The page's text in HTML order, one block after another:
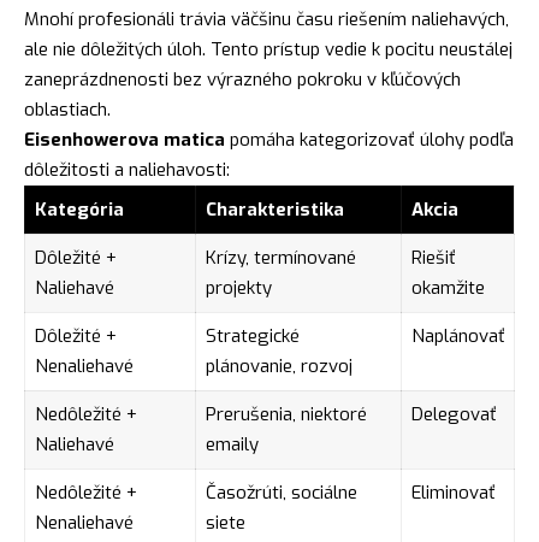
Mnohí profesionáli trávia väčšinu času riešením naliehavých,
ale nie dôležitých úloh. Tento prístup vedie k pocitu neustálej
zaneprázdnenosti bez výrazného pokroku v kľúčových
oblastiach.
Eisenhowerova matica pomáha kategorizovať úlohy podľa
dôležitosti a naliehavosti:
Kategória
Charakteristika
Akcia
Dôležité +
Naliehavé
Krízy, termínované
projekty
Riešiť
okamžite
Dôležité +
Nenaliehavé
Strategické
plánovanie, rozvoj
Naplánovať
Nedôležité +
Naliehavé
Prerušenia, niektoré
emaily
Delegovať
Nedôležité +
Nenaliehavé
Časožrúti, sociálne
siete
Eliminovať